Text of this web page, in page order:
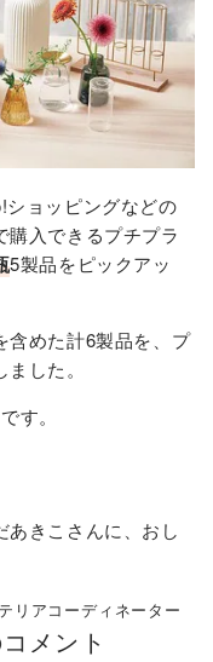
ョッピングなどの
購入できるプチプラ
5製品をピックアッ
含めた計6製品を、プ
した。
す。
あきこさんに、おし
リアコーディネーター
メント